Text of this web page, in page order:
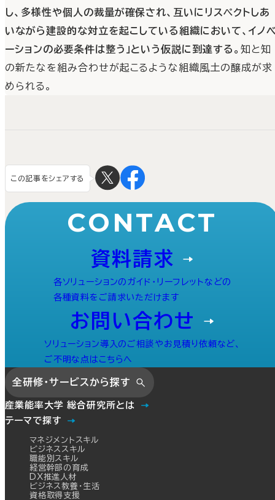
し、多様性や個人の裁量が確保され、互いにリスペクトしあ
いながら建設的な対立を起こしている組織において、イノ
ーションの必要条件は整う」という仮説に到達する。知と知
の新たなを組み合わせが起こるような組織風土の醸成が求
められる。
この記事をシェアする
CONTACT
資料請求
各ソリューションのガイド・リーフレットなどの
各種資料をご請求いただけます
お問い合わせ
ソリューション導入のご相談やお見積り依頼など、
ご不明な点はこちらへ
全研修・サービスから探す
産業能率大学 総合研究所とは
テーマで探す
マネジメントスキル
ビジネススキル
職能別スキル
経営幹部の育成
DX推進人材
ビジネス教養・生活
資格取得支援